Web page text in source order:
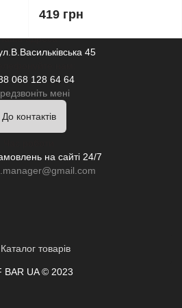
419 грн
адреса:
45
068 128 64 64
мені
До контактів
на сайті 24/7
Каталог товарів
BAR UA © 2023